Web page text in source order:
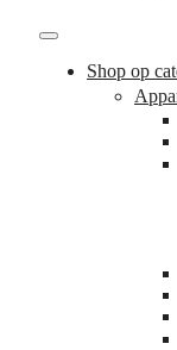
Shop op